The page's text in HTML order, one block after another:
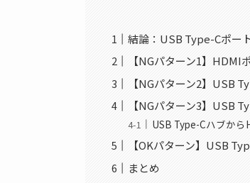
結論：USB Type-Cポー
【NGパターン1】HDMI
【NGパターン2】USB
【NGパターン3】USB
USB Type-Cハブか
【OKパターン】USB
まとめ